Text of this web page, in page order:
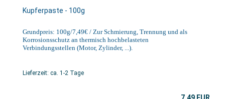
Kupferpaste - 100g
Grundpreis: 100g/7,49€ / Zur Schmierung, Trennung und als
Korrosionsschutz an thermisch hochbelasteten
Verbindungsstellen (Motor, Zylinder, ...).
Lieferzeit: ca. 1-2 Tage